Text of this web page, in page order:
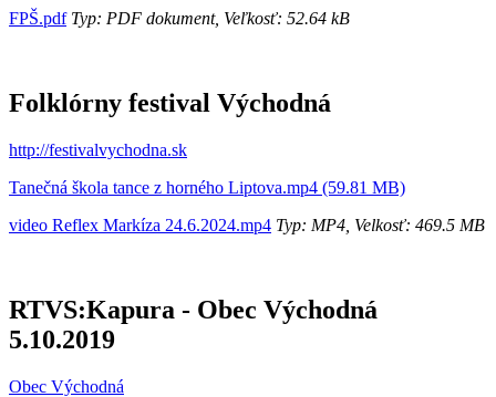
FPŠ.pdfTyp: PDF dokument, Veľkosť: 52.64 kB
Folklórny festival Východná
http://festivalvychodna.sk
Tanečná škola tance z horného Liptova.mp4 (59.81 MB)
video Reflex Markíza 24.6.2024.mp4 Typ: MP4, Velkosť: 469.5 MB
RTVS:Kapura - Obec Východná
5.10.2019
Obec Východná